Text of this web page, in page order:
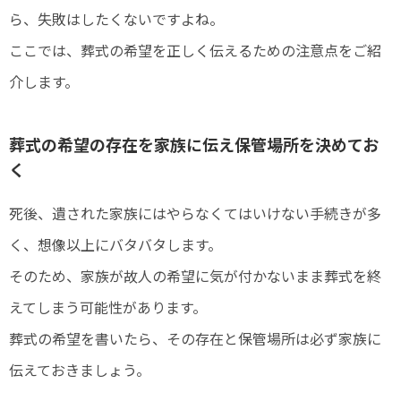
ら、失敗はしたくないですよね。
ここでは、葬式の希望を正しく伝えるための注意点をご紹
介します。
葬式の希望の存在を家族に伝え保管場所を決めてお
く
死後、遺された家族にはやらなくてはいけない手続きが多
く、想像以上にバタバタします。
そのため、家族が故人の希望に気が付かないまま葬式を終
えてしまう可能性があります。
葬式の希望を書いたら、その存在と保管場所は必ず家族に
伝えておきましょう。